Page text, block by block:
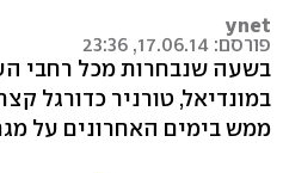
ynet
פורסם: 17.06.14, 23:36
בשעה שנבחרות מכל רחבי
במונדיאל, טורניר כדורגל
ממש בימים האחרונים על